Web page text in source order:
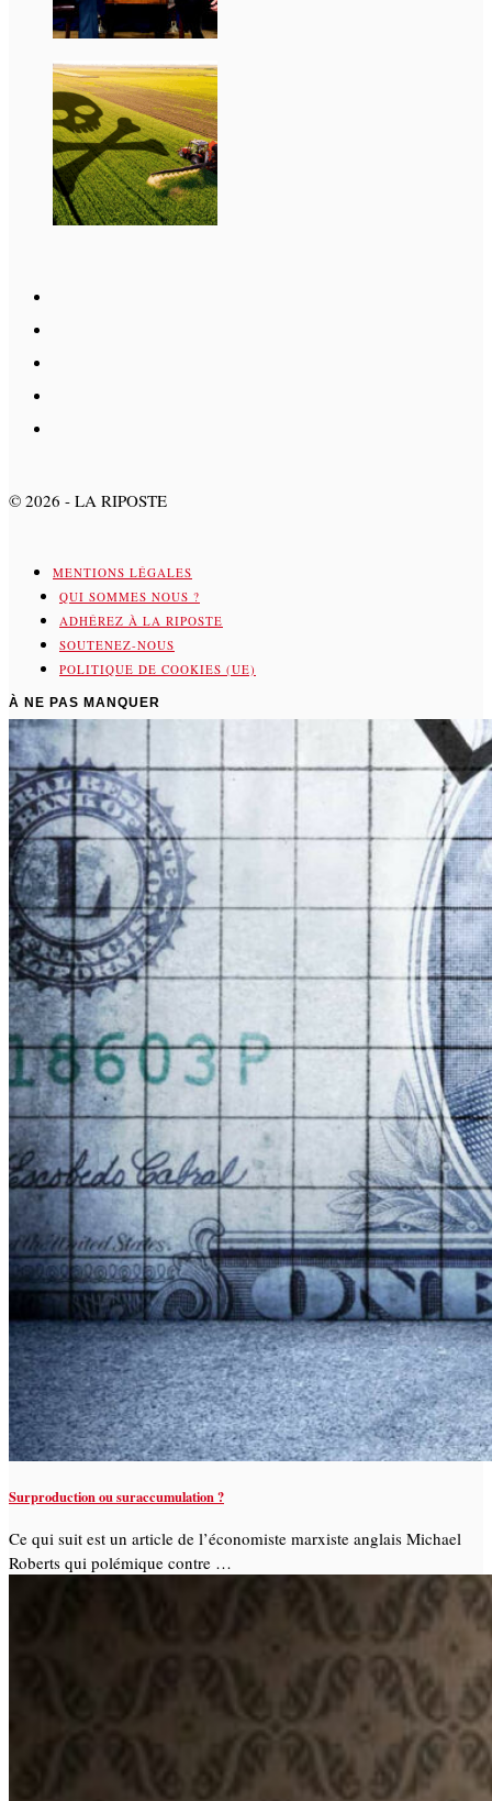
© 2026 - LA RIPOSTE
MENTIONS LÉGALES
QUI SOMMES NOUS ?
ADHÉREZ À LA RIPOSTE
SOUTENEZ-NOUS
POLITIQUE DE COOKIES (UE)
À NE PAS MANQUER
Surproduction ou suraccumulation ?
Ce qui suit est un article de l’économiste marxiste anglais Michael
Roberts qui polémique contre …